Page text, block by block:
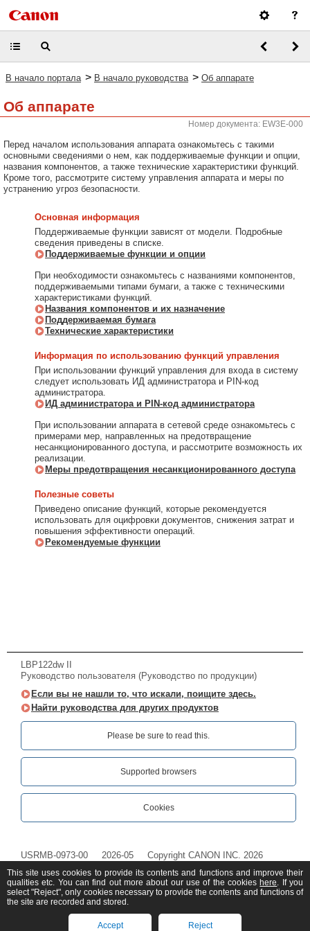
В начало портала > В начало руководства > Об аппарате
Об аппарате
Номер документа: EW3E-000
Перед началом использования аппарата ознакомьтесь с такими
основными сведениями о нем, как поддерживаемые функции и опции,
названия компонентов, а также технические характеристики функций.
Кроме того, рассмотрите систему управления аппарата и меры по
устранению угроз безопасности.
Основная информация
Поддерживаемые функции зависят от модели. Подробные
сведения приведены в списке.
Поддерживаемые функции и опции
При необходимости ознакомьтесь с названиями компонентов,
поддерживаемыми типами бумаги, а также с техническими
характеристиками функций.
Названия компонентов и их назначение
Поддерживаемая бумага
Технические характеристики
Информация по использованию функций управления
При использовании функций управления для входа в систему
следует использовать ИД администратора и PIN-код
администратора.
ИД администратора и PIN-код администратора
При использовании аппарата в сетевой среде ознакомьтесь с
примерами мер, направленных на предотвращение
несанкционированного доступа, и рассмотрите возможность их
реализации.
Меры предотвращения несанкционированного доступа
Полезные советы
Приведено описание функций, которые рекомендуется
использовать для оцифровки документов, снижения затрат и
повышения эффективности операций.
Рекомендуемые функции
LBP122dw II
Руководство пользователя (Руководство по продукции)
Если вы не нашли то, что искали, поищите здесь.
Найти руководства для других продуктов
Please be sure to read this.‎
Supported browsers
Cookies
USRMB-0973-00 2026-05 Copyright CANON INC. 2026
This site uses cookies to provide its contents and functions and improve their
qualities etc. You can find out more about our use of the cookies here. If you
select "Reject", only cookies necessary to provide the contents and functions of
the site are recorded and stored.
Accept Reject